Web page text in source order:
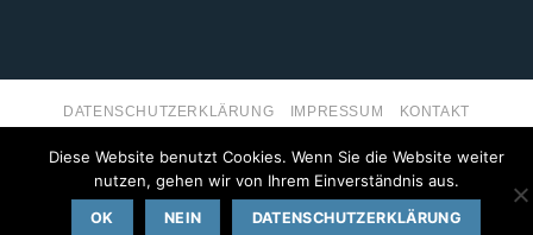
DATENSCHUTZERKLÄRUNG IMPRESSUM KONTAKT
kleinzweidrei Kommunikationsdesign
Diese Website benutzt Cookies. Wenn Sie die Website weiter
nutzen, gehen wir von Ihrem Einverständnis aus.
OK NEIN DATENSCHUTZERKLÄRUNG